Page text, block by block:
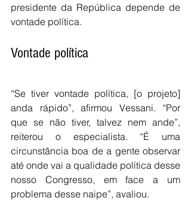
presidente da República depende de
vontade política.
Vontade política
“Se tiver vontade política, [o projeto]
anda rápido”, afirmou Vessani. “Por
que se não tiver, talvez nem ande”,
reiterou o especialista. “É uma
circunstância boa de a gente observar
até onde vai a qualidade política desse
nosso Congresso, em face a um
problema desse naipe”, avaliou.